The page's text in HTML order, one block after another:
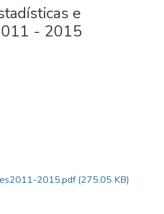
e
- 2015
2015.pdf(275.05 KB)